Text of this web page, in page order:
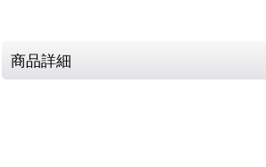
商品詳細